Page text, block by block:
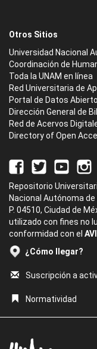
Otros Sitios
Universidad Nacional
Coordinación de
Toda la UNAM en línea
Red Universitaria de
Portal de Datos
Dirección General de
Red de Acervos
Directory of Open
Repositorio
Nacional Autónoma de
P. 04510, Ciudad de
utilizado con fines no
conformidad con el
¿Cómo llegar?
Suscripción a
Normatividad